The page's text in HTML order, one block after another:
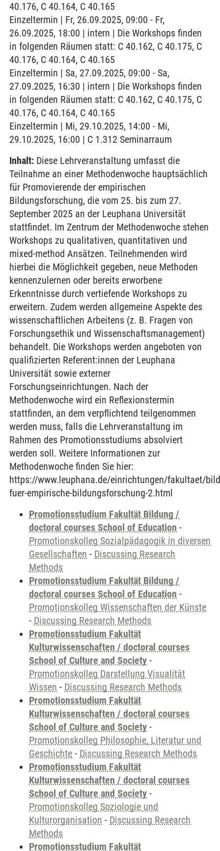
40.176, C 40.164, C 40.165
Einzeltermin | Fr, 26.09.2025, 09:00 - Fr,
26.09.2025, 18:00 | intern | Die Workshops finden
in folgenden Räumen statt: C 40.162, C 40.175, C
40.176, C 40.164, C 40.165
Einzeltermin | Sa, 27.09.2025, 09:00 - Sa,
27.09.2025, 16:30 | intern | Die Workshops finden
in folgenden Räumen statt: C 40.162, C 40.175, C
40.176, C 40.164, C 40.165
Einzeltermin | Mi, 29.10.2025, 14:00 - Mi,
29.10.2025, 16:00 | C 1.312 Seminarraum
Inhalt: Diese Lehrveranstaltung umfasst die
Teilnahme an einer Methodenwoche hauptsächlich
für Promovierende der empirischen
Bildungsforschung, die vom 25. bis zum 27.
September 2025 an der Leuphana Universität
stattfindet. Im Zentrum der Methodenwoche stehen
Workshops zu qualitativen, quantitativen und
mixed-method Ansätzen. Teilnehmenden wird
hierbei die Möglichkeit gegeben, neue Methoden
kennenzulernen oder bereits erworbene
Erkenntnisse durch vertiefende Workshops zu
erweitern. Zudem werden allgemeine Aspekte des
wissenschaftlichen Arbeitens (z. B. Fragen von
Forschungsethik und Wissenschaftsmanagement)
behandelt. Die Workshops werden angeboten von
qualifizierten Referent:innen der Leuphana
Universität sowie externer
Forschungseinrichtungen. Nach der
Methodenwoche wird ein Reflexionstermin
stattfinden, an dem verpflichtend teilgenommen
werden muss, falls die Lehrveranstaltung im
Rahmen des Promotionsstudiums absolviert
werden soll. Weitere Informationen zur
Methodenwoche finden Sie hier:
https://www.leuphana.de/einrichtungen/fakultaet/
fuer-empirische-bildungsforschung-2.html
Promotionsstudium Fakultät Bildung /
doctoral courses School of Education -
Promotionskolleg Sozialpädagogik in diversen
Gesellschaften - Discussing Research
Methods
Promotionsstudium Fakultät Bildung /
doctoral courses School of Education -
Promotionskolleg Wissenschaften der Künste
- Discussing Research Methods
Promotionsstudium Fakultät
Kulturwissenschaften / doctoral courses
School of Culture and Society -
Promotionskolleg Darstellung Visualität
Wissen - Discussing Research Methods
Promotionsstudium Fakultät
Kulturwissenschaften / doctoral courses
School of Culture and Society -
Promotionskolleg Philosophie, Literatur und
Geschichte - Discussing Research Methods
Promotionsstudium Fakultät
Kulturwissenschaften / doctoral courses
School of Culture and Society -
Promotionskolleg Soziologie und
Kulturorganisation - Discussing Research
Methods
Promotionsstudium Fakultät